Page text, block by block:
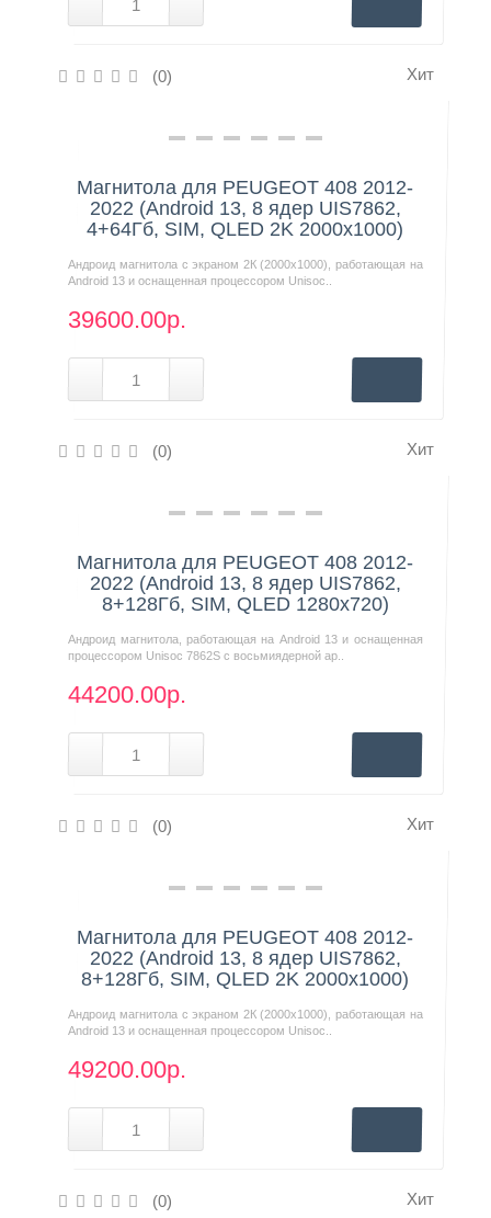
(0) Хит
Нашли дешевле?
Магнитола для PEUGEOT 408 2012-
2022 (Android 13, 8 ядер UIS7862,
4+64Гб, SIM, QLED 2K 2000x1000)
Андроид магнитола с экраном 2К (2000х1000), работающая на
Android 13 и оснащенная процессором Unisoc..
39600.00р.
(0) Хит
Нашли дешевле?
Магнитола для PEUGEOT 408 2012-
2022 (Android 13, 8 ядер UIS7862,
8+128Гб, SIM, QLED 1280x720)
Андроид магнитола, работающая на Android 13 и оснащенная
процессором Unisoc 7862S с восьмиядерной ар..
44200.00р.
(0) Хит
Нашли дешевле?
Магнитола для PEUGEOT 408 2012-
2022 (Android 13, 8 ядер UIS7862,
8+128Гб, SIM, QLED 2K 2000x1000)
Андроид магнитола с экраном 2К (2000х1000), работающая на
Android 13 и оснащенная процессором Unisoc..
49200.00р.
(0) Хит